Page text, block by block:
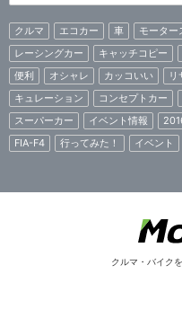
クルマ エコカー 車 モーター
レーシングカー
キャッチコピー
便利
オシャレ カッコいい リ
キュレーション
コンセプトカー
スーパーカー
イベント情報
FIA-F4
行ってみた！ イベント
クルマ・バイク